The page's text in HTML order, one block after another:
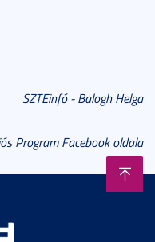
SZTEinfó - Balogh Helga
Program Facebook oldala